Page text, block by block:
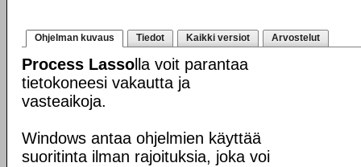
Ohjelman kuvaus Tiedot Kaikki versiot Arvostelut
Process Lasso lla voit parantaa
tietokoneesi vakautta ja
vasteaikoja.
Windows antaa ohjelmien käyttää
suoritinta ilman rajoituksia, joka voi